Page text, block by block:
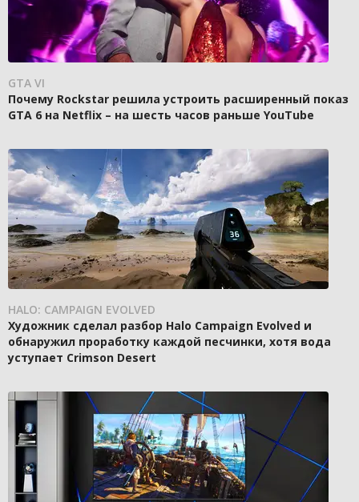
GTA VI
Почему Rockstar решила устроить расширенный показ
GTA 6 на Netflix – на шесть часов раньше YouTube
HALO: CAMPAIGN EVOLVED
Художник сделал разбор Halo Campaign Evolved и
обнаружил проработку каждой песчинки, хотя вода
уступает Crimson Desert